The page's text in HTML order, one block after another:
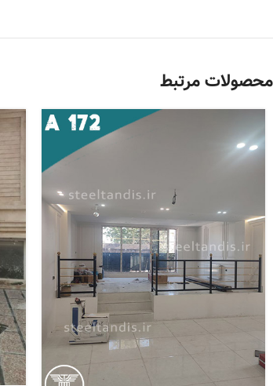
محصولات مرتبط